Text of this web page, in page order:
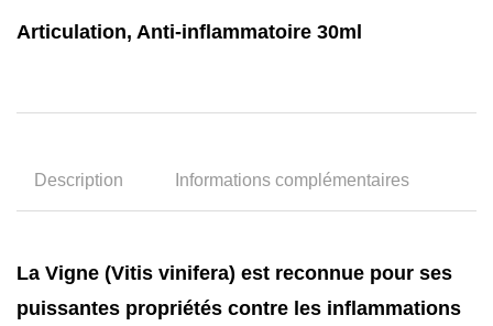
Articulation, Anti-inflammatoire 30ml
Description Informations complémentaires
La Vigne (Vitis vinifera) est reconnue pour ses
puissantes propriétés contre les inflammations